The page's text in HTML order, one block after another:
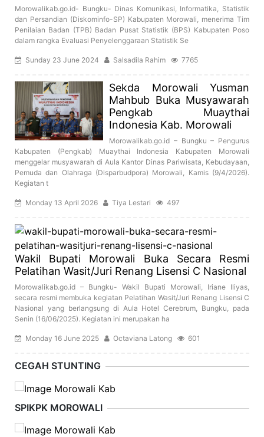
Morowalikab.go.id- Bungku- Dinas Komunikasi, Informatika, Statistik
dan Persandian (Diskominfo-SP) Kabupaten Morowali, menerima Tim
Penilaian Badan (TPB) Badan Pusat Statistik (BPS) Kabupaten Poso
dalam rangka Evaluasi Penyelenggaraan Statistik Se
Sunday 23 June 2024 Salsadila Rahim 7765
Sekda Morowali Yusman
Mahbub Buka Musyawarah
Pengkab Muaythai
Indonesia Kab. Morowali
Morowalikab.go.id – Bungku – Pengurus
Kabupaten (Pengkab) Muaythai Indonesia Kabupaten Morowali
menggelar musyawarah di Aula Kantor Dinas Pariwisata, Kebudayaan,
Pemuda dan Olahraga (Disparbudpora) Morowali, Kamis (9/4/2026).
Kegiatan t
Monday 13 April 2026 Tiya Lestari 497
Wakil Bupati Morowali Buka Secara Resmi
Pelatihan Wasit/Juri Renang Lisensi C Nasional
Morowalikab.go.id – Bungku- Wakil Bupati Morowali, Iriane Iliyas,
secara resmi membuka kegiatan Pelatihan Wasit/Juri Renang Lisensi C
Nasional yang berlangsung di Aula Hotel Cerebrum, Bungku, pada
Senin (16/06/2025). Kegiatan ini merupakan ha
Monday 16 June 2025 Octaviana Latong 601
CEGAH STUNTING
SPIKPK MOROWALI